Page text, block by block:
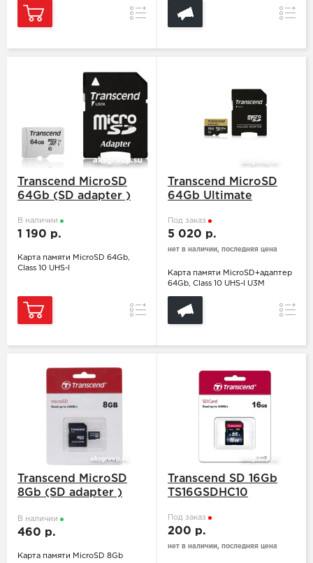
Сравнение
Transcend MicroSD
64Gb (SD adapter )
В наличии
1 190 р.
Карта памяти MicroSD 64Gb,
Class 10 UHS-I
Сравнение
Transcend MicroSD
64Gb Ultimate
Под заказ
5 020 р.
нет в наличии, последняя цена
Карта памяти MicroSD+адаптер
64Gb, Class 10 UHS-I U3M
Transcend MicroSD
8Gb (SD adapter )
В наличии
460 р.
Карта памяти MicroSD 8Gb
Transcend SD 16Gb
TS16GSDHC10
Под заказ
200 р.
нет в наличии, последняя цена